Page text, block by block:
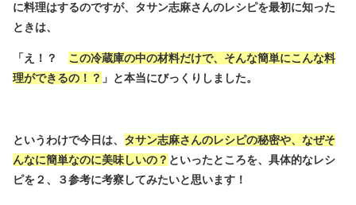
に料理はするのですが、タサン志麻さんのレシピを最初に知った
ときは、
「え！？ この冷蔵庫の中の材料だけで、そんな簡単にこんな料
理ができるの！？ 」と本当にびっくりしました。
というわけで今日は、 タサン志麻さんのレシピの秘密や、なぜそ
んなに簡単なのに美味しいの？ といったところを、具体的なレシ
ピを２、３参考に考察してみたいと思います！